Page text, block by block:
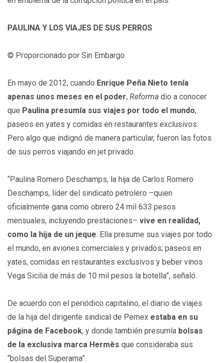
PAULINA Y LOS VIAJES DE SUS PERROS
© Proporcionado por Sin Embargo
En mayo de 2012, cuando Enrique Peña Nieto tenía
apenas unos meses en el poder, Reforma dio a conocer
que Paulina presumía sus viajes por todo el mundo,
paseos en yates y comidas en restaurantes exclusivos.
Pero algo que indignó de manera particular, fueron las fotos
de sus perros viajando en jet privado.
“Paulina Romero Deschamps, la hija de Carlos Romero
Deschamps, líder del sindicato petrolero –quien
oficialmente gana como obrero 24 mil 633 pesos
mensuales, incluyendo prestaciones– vive en realidad,
como la hija de un jeque. Ella presume sus viajes por todo
el mundo, en aviones comerciales y privados; paseos en
yates, comidas en restaurantes exclusivos y beber vinos
Vega Sicilia de más de 10 mil pesos la botella”, señaló.
De acuerdo con el periódico capitalino, el diario de viajes
de la hija del dirigente sindical de Pemex estaba en su
página de Facebook, y donde también presumía bolsas
de la exclusiva marca Hermès que consideraba sus
“bolsas del Superama”.